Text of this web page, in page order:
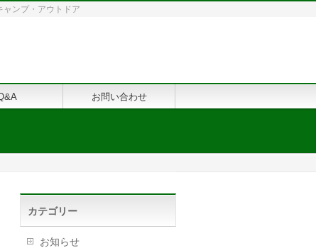
ャンプ・アウトドア
お問い合わせ
カテゴリー
お知らせ